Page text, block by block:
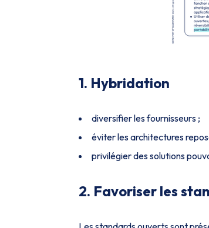
1. Hybridation
diversifier les fournisseurs ;
éviter les architectures
privilégier des solutions
2. Favoriser les